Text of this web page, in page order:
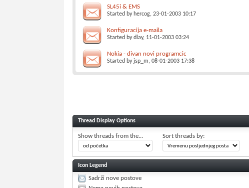
SL45i & EMS
Started by hercog, 23-01-2003 10:17
Konfiguracija e-maila
Started bydlay, 11-01-2003 03:24
Nokia - divan novi programcic
Started by jsp_m, 08-01-2003 17:38
Thread Display Options
Show threads from the... Sort threads by:
Icon Legend
Sadrži nove postove